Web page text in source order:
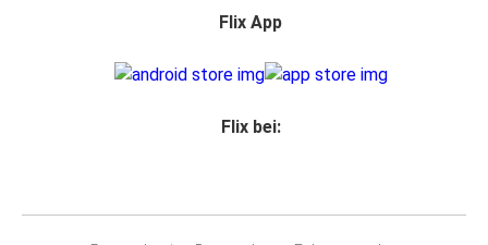
Flix App
Flix bei: